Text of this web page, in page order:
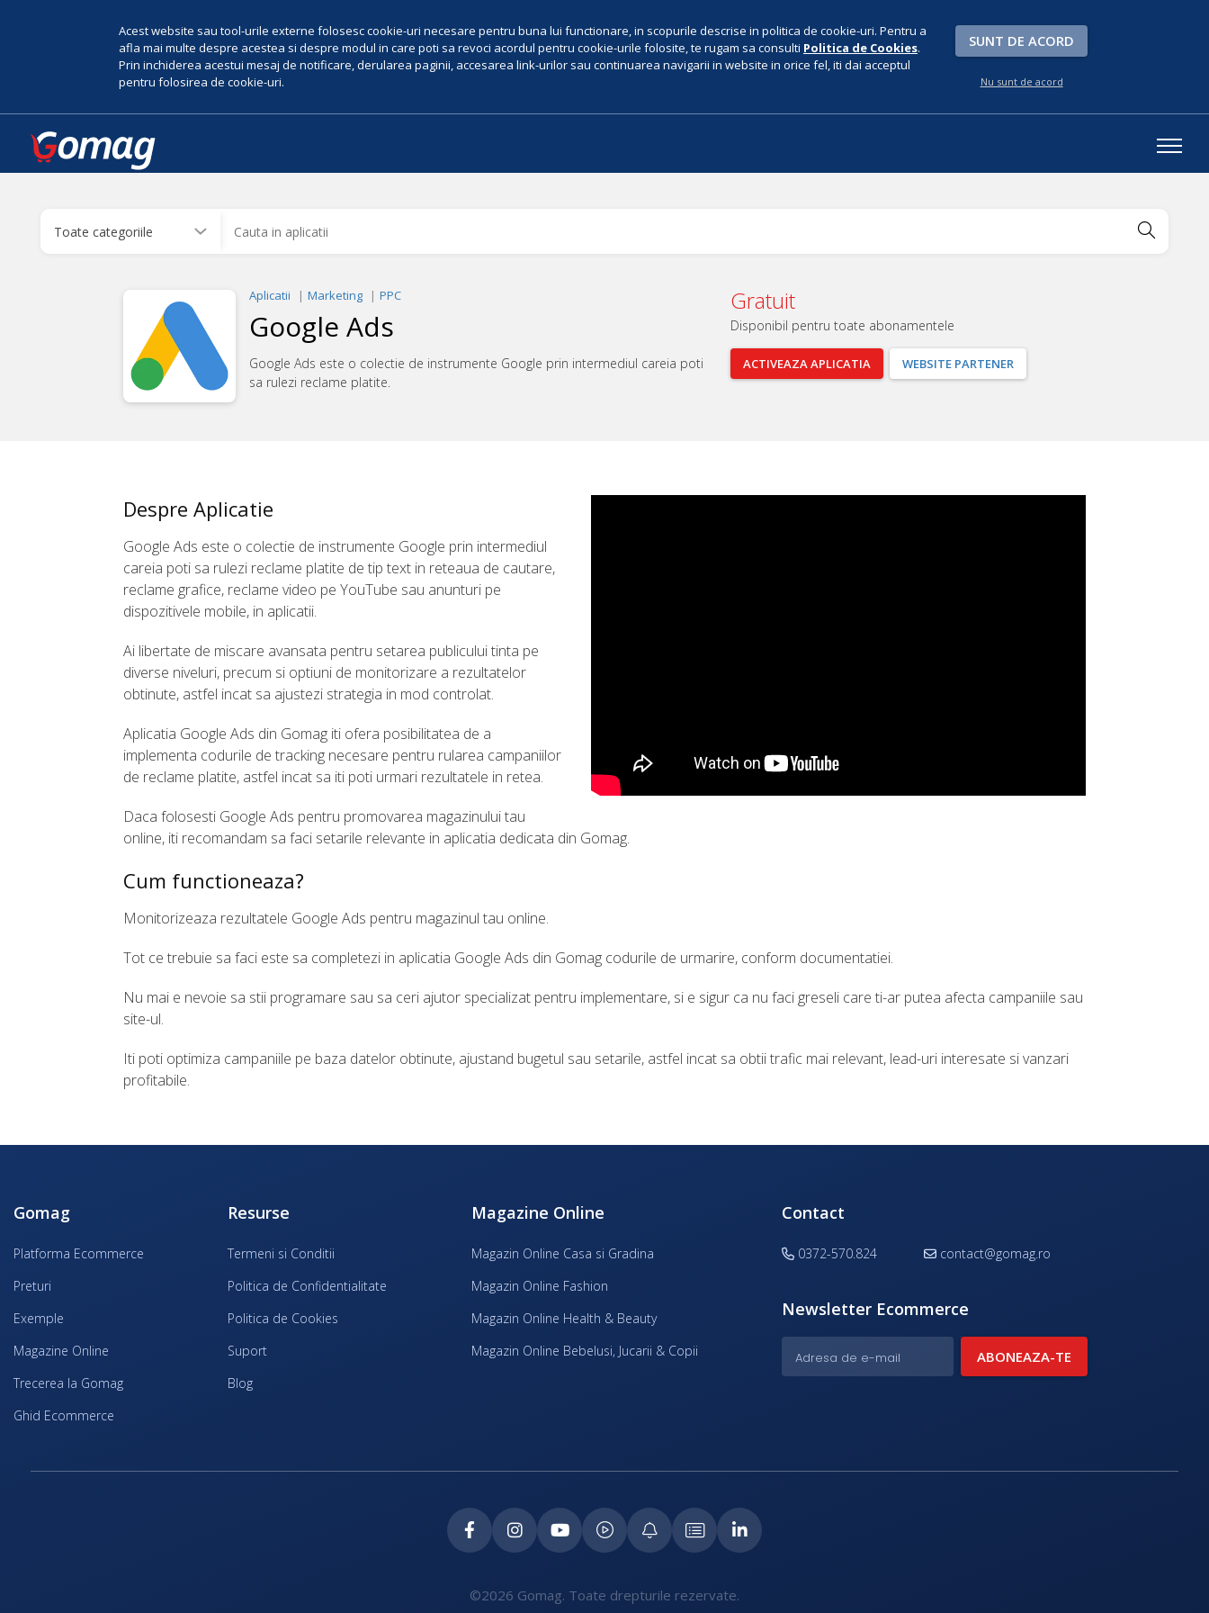
Acest website sau tool-urile externe folosesc cookie-uri necesare pentru buna lui functionare, in scopurile descrise in politica de cookie-uri. Pentru a
afla mai multe despre acestea si despre modul in care poti sa revoci acordul pentru cookie-urile folosite, te rugam sa consulti Politica de Cookies.
Prin inchiderea acestui mesaj de notificare, derularea paginii, accesarea link-urilor sau continuarea navigarii in website in orice fel, iti dai acceptul
pentru folosirea de cookie-uri.
SUNT DE ACORD
Nu sunt de acord
Aplicatii Marketing PPC
Google Ads
Google Ads este o colectie de instrumente Google prin intermediul careia poti
sa rulezi reclame platite.
Gratuit
Disponibil pentru toate abonamentele
ACTIVEAZAAPLICATIA WEBSITE PARTENER
Despre Aplicatie
Google Ads este o colectie de instrumente Google prin intermediul
careia poti sa rulezi reclame platite de tip text in reteaua de cautare,
reclame grafice, reclame video pe YouTube sau anunturi pe
dispozitivele mobile, in aplicatii.
Ai libertate de miscare avansata pentru setarea publicului tinta pe
diverse niveluri, precum si optiuni de monitorizare a rezultatelor
obtinute, astfel incat sa ajustezi strategia in mod controlat.
Aplicatia Google Ads din Gomag iti ofera posibilitatea de a
implementa codurile de tracking necesare pentru rularea campaniilor
de reclame platite, astfel incat sa iti poti urmari rezultatele in retea.
Daca folosesti Google Ads pentru promovarea magazinului tau
online, iti recomandam sa faci setarile relevante in aplicatia dedicata din Gomag.
Cum functioneaza?
Monitorizeaza rezultatele Google Ads pentru magazinul tau online.
Tot ce trebuie sa faci este sa completezi in aplicatia Google Ads din Gomag codurile de urmarire, conform documentatiei.
Nu mai e nevoie sa stii programare sau sa ceri ajutor specializat pentru implementare, si e sigur ca nu faci greseli care ti-ar putea afecta campaniile sau
site-ul.
Iti poti optimiza campaniile pe baza datelor obtinute, ajustand bugetul sau setarile, astfel incat sa obtii trafic mai relevant, lead-uri interesate si vanzari
profitabile.
Gomag
Platforma Ecommerce
Preturi
Exemple
Magazine Online
Trecerea la Gomag
Ghid Ecommerce
Resurse
Termeni si Conditii
Politica de Confidentialitate
Politica de Cookies
Suport
Blog
Magazine Online
Magazin Online Casa si Gradina
Magazin Online Fashion
Magazin Online Health & Beauty
Magazin Online Bebelusi, Jucarii & Copii
Contact
0372-570.824 contact@gomag.ro
Newsletter Ecommerce
©2026 Gomag. Toate drepturile rezervate.